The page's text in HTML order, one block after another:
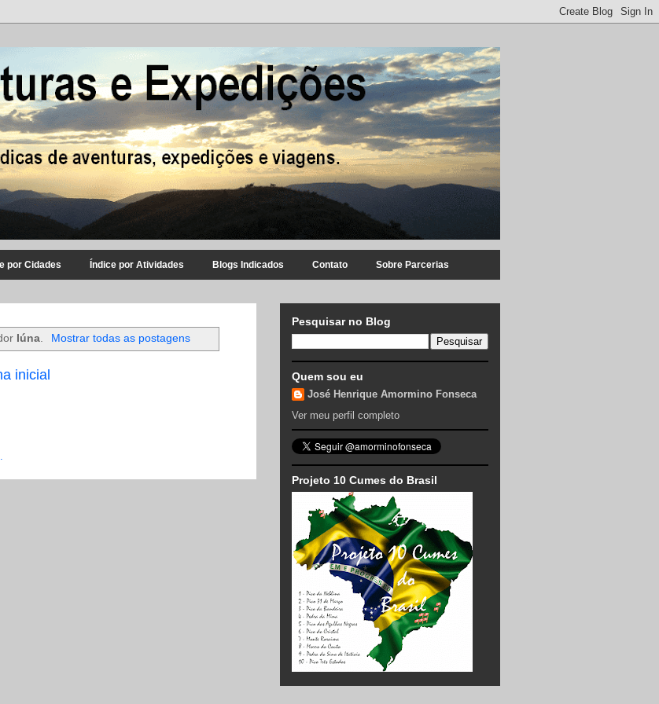
por Cidades Índice por Atividades Blogs Indicados Contato Sobre Parcerias
Iúna. Mostrar todas as postagens
inicial
Pesquisar no Blog
Quem sou eu
José Henrique Amormino Fonseca
Ver meu perfil completo
Projeto 10 Cumes do Brasil